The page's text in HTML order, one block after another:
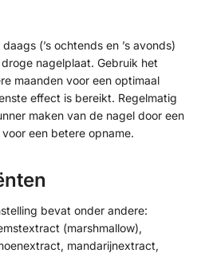
(’s ochtends en ’s avonds)
nagelplaat. Gebruik het
maanden voor een optimaal
effect is bereikt. Regelmatig
maken van de nagel door een
een betere opname.
bevat onder andere:
(marshmallow),
mandarijnextract,